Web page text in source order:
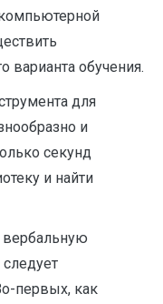
обучения.
для
и
секунд
и найти
первых, как